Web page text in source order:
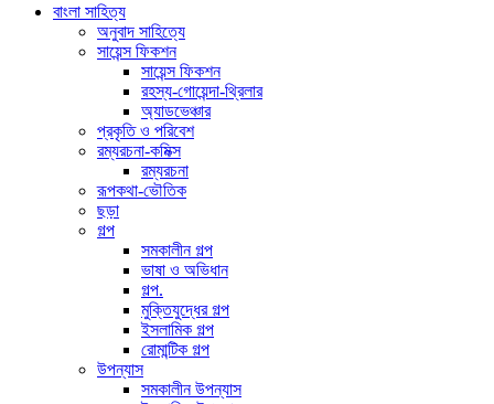
বাংলা সাহিত্য
অনুবাদ সাহিত্যে
সায়েন্স ফিকশন
সায়েন্স ফিকশন
রহস্য-গোয়েন্দা-থ্রিলার
অ্যাডভেঞ্চার
প্রকৃতি ও পরিবেশ
রম্যরচনা-কমিক্স
রম্যরচনা
রূপকথা-ভৌতিক
ছড়া
গল্প
সমকালীন গল্প
ভাষা ও অভিধান
গল্প.
মুক্তিযুদ্ধের গল্প
ইসলামিক গল্প
রোমান্টিক গল্প
উপন্যাস
সমকালীন উপন্যাস